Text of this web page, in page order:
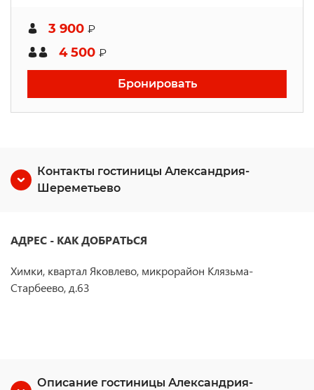
3 900 ₽
4 500 ₽
Бронировать
Контакты гостиницы Александрия-
Шереметьево
АДРЕС - КАК ДОБРАТЬСЯ
Химки, квартал Яковлево, микрорайон Клязьма-
Старбеево, д.63
Описание гостиницы Александрия-